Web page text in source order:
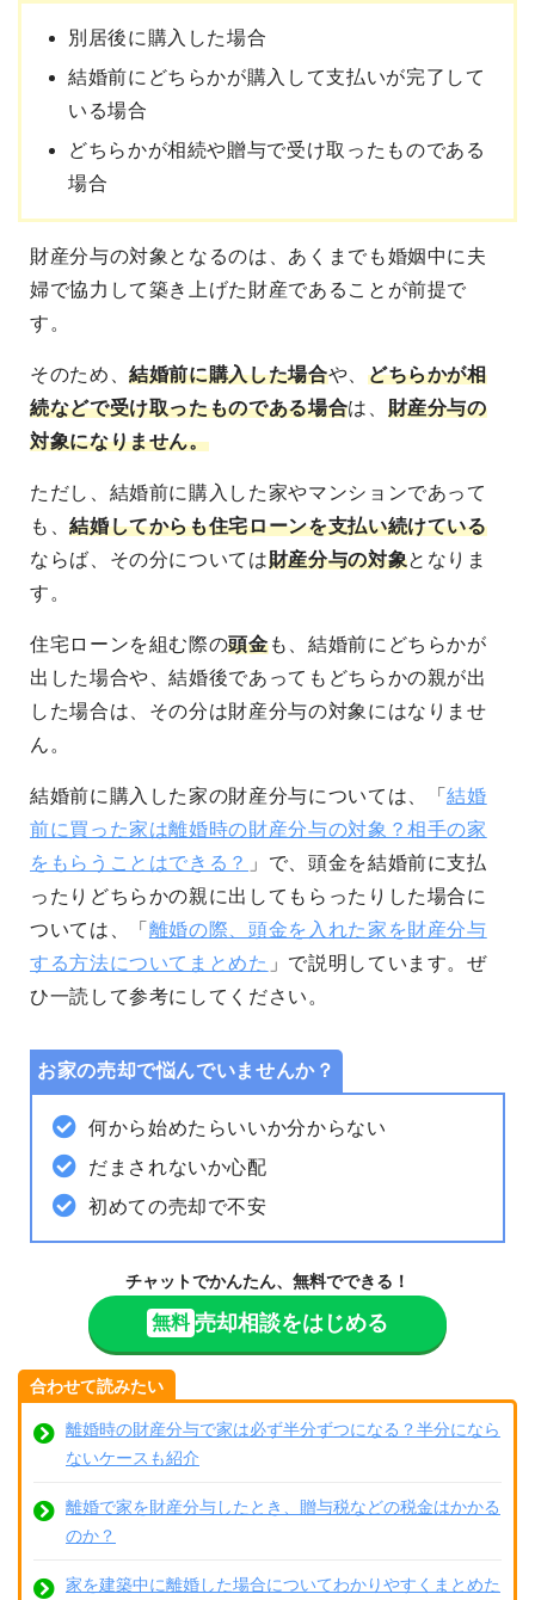
別居後に購入した場合
結婚前にどちらかが購入して支払いが完了して
いる場合
どちらかが相続や贈与で受け取ったものである
場合
財産分与の対象となるのは、あくまでも婚姻中に夫
婦で協力して築き上げた財産であることが前提で
す。
そのため、結婚前に購入した場合や、 どちらかが相
続などで受け取ったものである場合は、 財産分与の
対象になりません。
ただし、結婚前に購入した家やマンションであって
も、結婚してからも住宅ローンを支払い続けている
ならば、その分については財産分与の対象となりま
す。
住宅ローンを組む際の頭金も、結婚前にどちらかが
出した場合や、結婚後であってもどちらかの親が出
した場合は、その分は財産分与の対象にはなりませ
ん。
結婚前に購入した家の財産分与については、「結婚
前に買った家は離婚時の財産分与の対象？相手の家
をもらうことはできる？ 」で、頭金を結婚前に支払
ったりどちらかの親に出してもらったりした場合に
ついては、「 離婚の際、頭金を入れた家を財産分与
する方法についてまとめた 」で説明しています。ぜ
ひ一読して参考にしてください。
お家の売却で悩んでいませんか？
何から始めたらいいか分からない
だまされないか心配
初めての売却で不安
チャットでかんたん、無料でできる！
無料 売却相談をはじめる
合わせて読みたい
離婚時の財産分与で家は必ず半分ずつになる？半分になら
ないケースも紹介
離婚で家を財産分与したとき、贈与税などの税金はかかる
のか？
家を建築中に離婚した場合についてわかりやすくまとめた